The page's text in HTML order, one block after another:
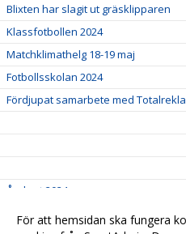
Blixten har slagit ut gräsklipparen
Klassfotbollen 2024
Matchklimathelg 18-19 maj
Fotbollsskolan 2024
Fördjupat samarbete med
Årskort 2024
Seniormatcher v.11
För att hemsidan ska fungera